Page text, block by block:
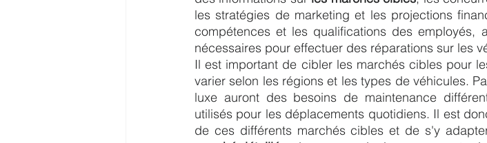
les stratégies de marketing et les projections
compétences et les qualifications des employés,
nécessaires pour effectuer des réparations sur les
Il est important de cibler les marchés cibles pour
varier selon les régions et les types de véhicules.
luxe auront des besoins de maintenance
utilisés pour les déplacements quotidiens. Il est
de ces différents marchés cibles et de s'y